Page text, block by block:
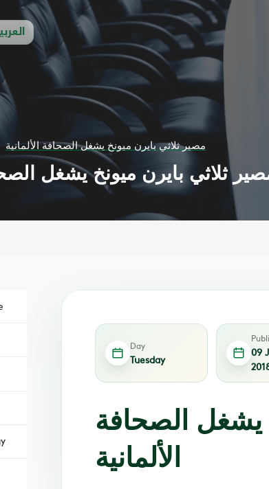
مصير ثلاثي بايرن ميونخ يشغل الصحافة الألمانية
ثلاثي بايرن ميونخ يشغل
Day
Tuesday
09
يشغل الصحافة
الألمانية